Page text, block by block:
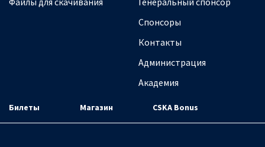
Спонсоры
Контакты
Администрация
Академия
Билеты Магазин CSKA Bonus